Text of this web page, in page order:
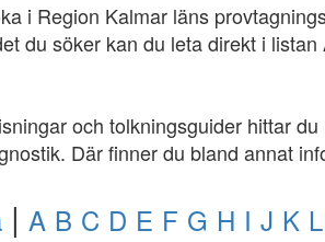
i Region Kalmar läns
du söker kan du leta direkt i
och tolkningsguider hittar
Där finner du bland annat
| A B C D E F G H I J K L